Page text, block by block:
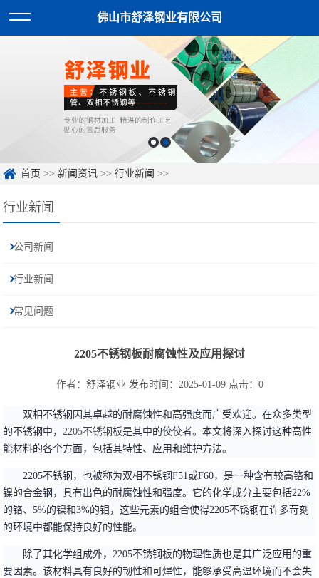
佛山市舒泽钢业有限公司
首页 >>新闻资讯 >>行业新闻 >>
行业新闻
公司新闻
行业新闻
常见问题
2205不锈钢板耐腐蚀性及应用探讨
作者：舒泽钢业 发布时间：2025-01-09 点击： 0
双相不锈钢因其卓越的耐腐蚀性和高强度而广受欢迎。在众多类型
的不锈钢中，2205不锈钢板是其中的佼佼者。本文将深入探讨这种高性
能材料的各个方面，包括其特性、应用和维护方法。
2205不锈钢，也被称为双相不锈钢F51或F60，是一种含有较高铬和
镍的合金钢，具有出色的耐腐蚀性和强度。它的化学成分主要包括22%
的铬、5%的镍和3%的钼，这些元素的组合使得2205不锈钢在许多苛刻
的环境中都能保持良好的性能。
除了其化学组成外，2205不锈钢板的物理性质也是其广泛应用的重
要因素。该材料具有良好的韧性和可焊性，能够承受高温环境而不会失